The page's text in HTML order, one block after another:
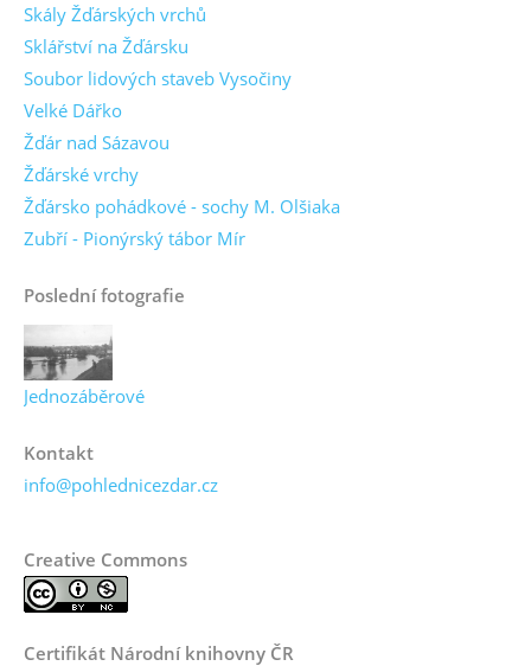
Skály Žďárských vrchů
Sklářství na Žďársku
Soubor lidových staveb Vysočiny
Velké Dářko
Žďár nad Sázavou
Žďárské vrchy
Žďársko pohádkové - sochy M. Olšiaka
Zubří - Pionýrský tábor Mír
Poslední fotografie
Jednozáběrové
Kontakt
info@pohlednicezdar.cz
Creative Commons
Certifikát Národní knihovny ČR